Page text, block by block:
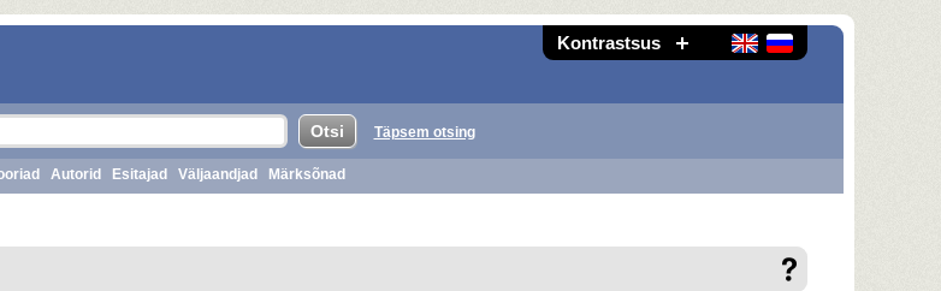
Kontrastsus
Täpsem otsing
Autorid Esitajad Väljaandjad Märksõnad